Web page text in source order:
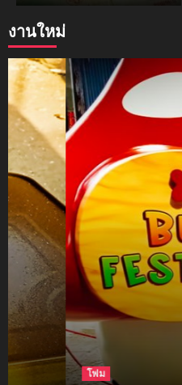
งานใหม่
mockups
soul young
ม็อคอัพขวด bsab
mockups
ม็อคอัพน้ำมันวังว่าน